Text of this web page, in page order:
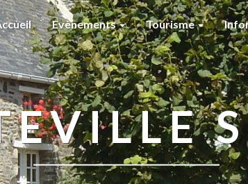
Evènements Tourisme